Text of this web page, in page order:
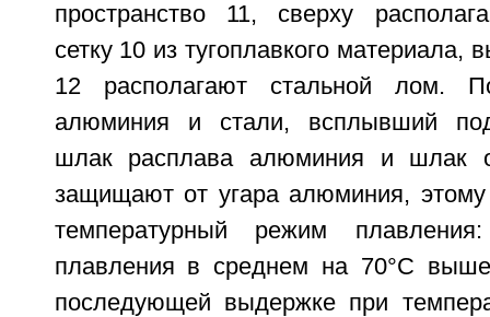
пространство 11, сверху
сетку 10 из тугоплавкого материала,
12 располагают стальной лом.
алюминия и стали, всплывший
шлак расплава алюминия и шлак
защищают от угара алюминия, этому
температурный режим
плавления в среднем на 70°C
последующей выдержке при